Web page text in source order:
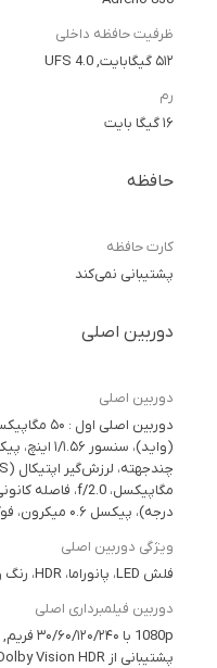
ظرفیت حافظه داخلی
۵۱۲ گیگابایت, UFS 4.0
رم
۱۶ گیگا بایت
حافظه
کارت حافظه
پشتیبانی نمی‌کند
دوربین اصلی
دوربین اصلی
درجه)، پیکسل ۰.۶ میکرون، فوکوس خودکار (PDAF)
ویژگی دوربین اصلی
فلش LED، پانوراما، HDR، رنگ و تُن پوست تأییدشده توسط Pantone
دوربین فیلمبرداری اصلی
پشتیبانی از Dolby Vision HDR و لرزش‌گیر الکترونیکی (gyro-EIS)